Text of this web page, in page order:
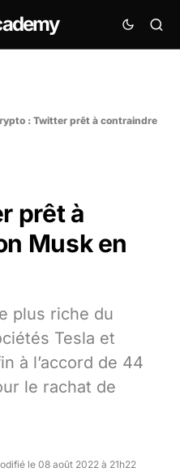
: Twitter prêt à contraindre
prêt à
Musk en
plus riche du
Tesla et
à l’accord de 44
le rachat de
le 08 août 2022 à 21h22